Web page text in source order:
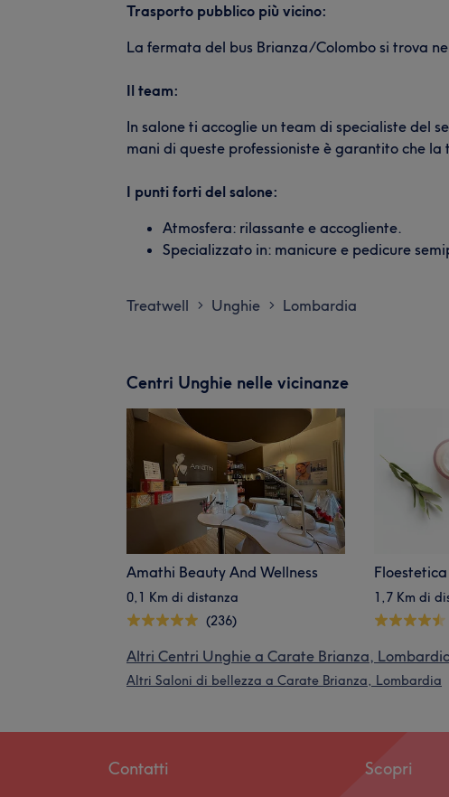
Trasporto pubblico più vicino:
La fermata del bus Brianza/Colombo si trova
Il team:
In salone ti accoglie un team di specialiste del
mani di queste professioniste è garantito che
I punti forti del salone:
Atmosfera: rilassante e accogliente.
Specializzato in: manicure e pedicure
Treatwell > Unghie > Lombardia
Centri Unghie nelle vicinanze
Amathi Beauty And Wellness
0,1 Km di distanza
(236)
Floestetica
1,7 Km di
Altri Centri Unghie a Carate Brianza,
Altri Saloni di bellezza a Carate Brianza, Lombardia
Contatti Scopri